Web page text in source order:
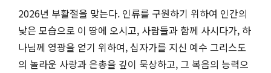
2026년 부활절을 맞는다. 인류를 구원하기 위하여 인간의
낮은 모습으로 이 땅에 오시고, 사람들과 함께 사시다가, 하
나님께 영광을 얻기 위하여, 십자가를 지신 예수 그리스도
의 놀라운 사랑과 은총을 깊이 묵상하고, 그 복음의 능력으